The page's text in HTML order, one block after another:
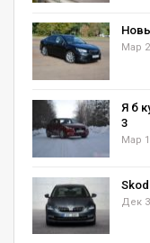
1 / 7
Chevrolet Sonic
2 / 7
Мар
Я б
3
Мар
Дек